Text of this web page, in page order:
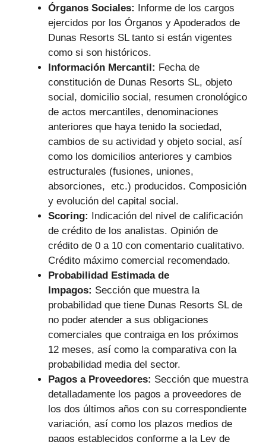
Órganos Sociales: Informe de los cargos
ejercidos por los Órganos y Apoderados de
Dunas Resorts SL tanto si están vigentes
como si son históricos.
Información Mercantil: Fecha de
constitución de Dunas Resorts SL, objeto
social, domicilio social, resumen cronológico
de actos mercantiles, denominaciones
anteriores que haya tenido la sociedad,
cambios de su actividad y objeto social, así
como los domicilios anteriores y cambios
estructurales (fusiones, uniones,
absorciones, etc.) producidos. Composición
y evolución del capital social.
Scoring: Indicación del nivel de calificación
de crédito de los analistas. Opinión de
crédito de 0 a 10 con comentario cualitativo.
Crédito máximo comercial recomendado.
Probabilidad Estimada de
Impagos: Sección que muestra la
probabilidad que tiene Dunas Resorts SL de
no poder atender a sus obligaciones
comerciales que contraiga en los próximos
12 meses, así como la comparativa con la
probabilidad media del sector.
Pagos a Proveedores: Sección que muestra
detalladamente los pagos a proveedores de
los dos últimos años con su correspondiente
variación, así como los plazos medios de
pagos establecidos conforme a la Ley de